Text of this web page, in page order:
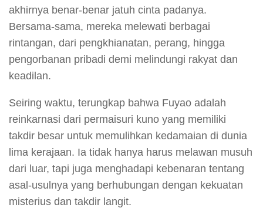
akhirnya benar-benar jatuh cinta padanya.
Bersama-sama, mereka melewati berbagai
rintangan, dari pengkhianatan, perang, hingga
pengorbanan pribadi demi melindungi rakyat dan
keadilan.
Seiring waktu, terungkap bahwa Fuyao adalah
reinkarnasi dari permaisuri kuno yang memiliki
takdir besar untuk memulihkan kedamaian di dunia
lima kerajaan. Ia tidak hanya harus melawan musuh
dari luar, tapi juga menghadapi kebenaran tentang
asal-usulnya yang berhubungan dengan kekuatan
misterius dan takdir langit.